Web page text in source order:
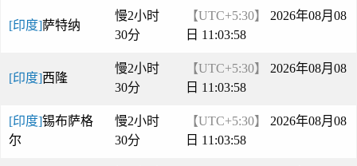
[印度]萨特纳
慢2小时
30分
【UTC+5:30】
2026年08月08
日 11:03:58
[印度]西隆
慢2小时
30分
【UTC+5:30】
2026年08月08
日 11:03:58
[印度]锡布萨格
尔
慢2小时
30分
【UTC+5:30】
2026年08月08
日 11:03:58